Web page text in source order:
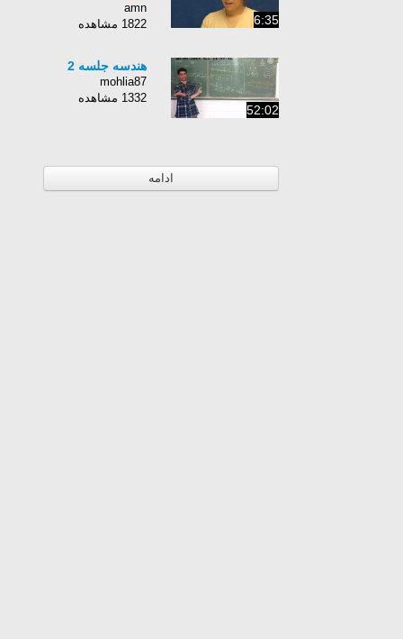
6:35
amn
1822 مشاهده
52:02
هندسه جلسه 2
mohlia87
1332 مشاهده
ادامه